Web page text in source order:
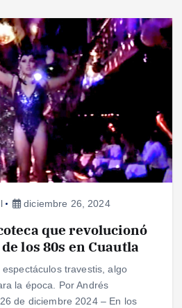
diciembre 26, 2024
que revolucionó
los 80s en Cuautla
travestis, algo
la época. Por Andrés
de diciembre 2024 – En los